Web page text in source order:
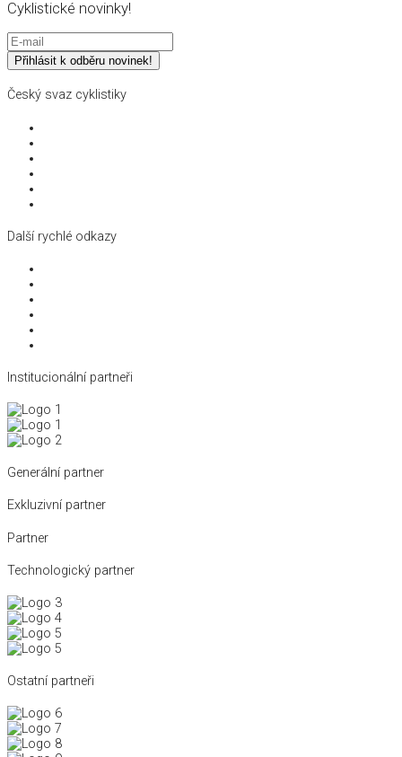
Cyklistické novinky!
Český svaz cyklistiky
Další rychlé odkazy
Institucionální partneři
Generální partner
Exkluzivní partner
Partner
Technologický partner
Ostatní partneři